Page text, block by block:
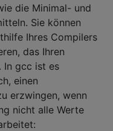
die Minimal- und
Sie können
Ihres Compilers
das Ihren
In gcc ist es
einen
erzwingen, wenn
nicht alle Werte